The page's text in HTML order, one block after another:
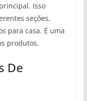
Isso
seções,
para casa. É uma
produtos.
De